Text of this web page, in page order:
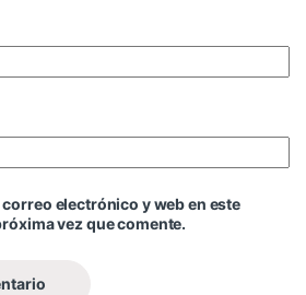
electrónico y web en este
vez que comente.